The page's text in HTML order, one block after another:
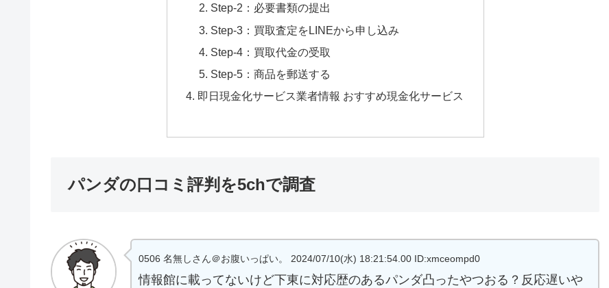
Step-2：必要書類の提出
Step-3：買取査定をLINEから申し込み
Step-4：買取代金の受取
Step-5：商品を郵送する
即日現金化サービス業者情報 おすすめ現金化サービス
パンダの口コミ評判を5chで調査
0506 名無しさん＠お腹いっぱい。 2024/07/10(水) 18:21:54.00 ID:xmceompd0
情報館に載ってないけど下東に対応歴のあるパンダ凸ったやつおる？反応遅いや